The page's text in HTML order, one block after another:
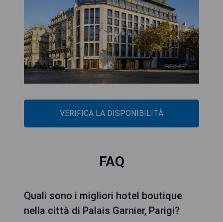
VERIFICA LA DISPONIBILITÀ
FAQ
Quali sono i migliori hotel boutique
nella città di Palais Garnier, Parigi?